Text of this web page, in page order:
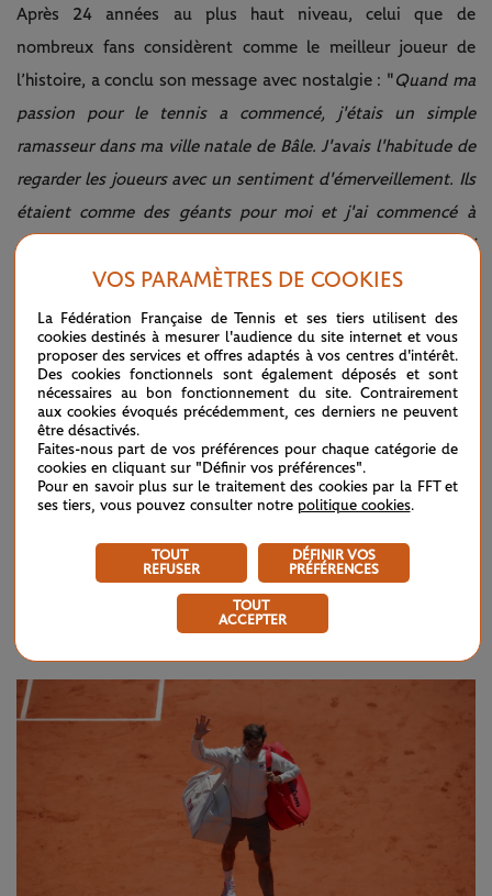
Après 24 années au plus haut niveau, celui que de
nombreux fans considèrent comme le meilleur joueur de
l’histoire, a conclu son message avec nostalgie : "Quand ma
passion pour le tennis a commencé, j'étais un simple
ramasseur dans ma ville natale de Bâle. J'avais l'habitude de
regarder les joueurs avec un sentiment d'émerveillement. Ils
étaient comme des géants pour moi et j'ai commencé à
rêver. Mes rêves m'ont poussé à travailler plus dur et j'ai
commencé à croire en moi. Certains succès m'ont apporté
de la confiance et m’ont mis sur la route du plus incroyable
des voyages jusqu'à ce jour. Je tiens donc à remercier du
fond du cœur tous ceux qui, dans le monde entier, ont
contribué à la réalisation des rêves d'un jeune ramasseur de
balles suisse. Enfin, au tennis : je t’aime et je ne te quitterai
jamais".
réseaux sociaux, nul doute que dans les prochains jours, le
monde du tennis ne manquera pas de chaleureusement
VOS PARAMÈTRES DE COOKIES
La Fédération Française de Tennis et ses tiers utilisent des
cookies destinés à mesurer l'audience du site internet et vous
proposer des services et offres adaptés à vos centres d'intérêt.
Des cookies fonctionnels sont également déposés et sont
nécessaires au bon fonctionnement du site. Contrairement
aux cookies évoqués précédemment, ces derniers ne peuvent
être désactivés.
Faites-nous part de vos préférences pour chaque catégorie de
cookies en cliquant sur "Définir vos préférences".
Pour en savoir plus sur le traitement des cookies par la FFT et
ses tiers, vous pouvez consulter notre politique cookies.
TOUT
REFUSER
DÉFINIR VOS
PRÉFÉRENCES
TOUT
ACCEPTER